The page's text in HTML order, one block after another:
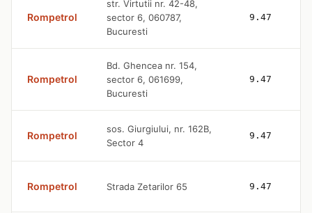
Rompetrol
str. Virtutii nr. 42-48,
sector 6, 060787,
Bucuresti
9.47
Rompetrol
Bd. Ghencea nr. 154,
sector 6, 061699,
Bucuresti
9.47
Rompetrol
sos. Giurgiului, nr. 162B,
Sector 4
9.47
Rompetrol Strada Zetarilor 65 9.47